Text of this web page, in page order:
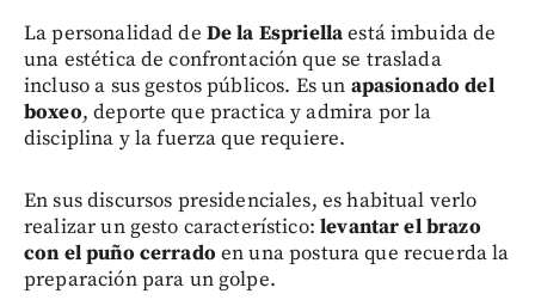
La personalidad de De la Espriellaestá imbuida de
una estética de confrontación que se traslada
incluso a sus gestos públicos. Es un apasionado del
boxeo, deporte que practica y admira por la
disciplina y la fuerza que requiere.
En sus discursos presidenciales, es habitual verlo
realizar un gesto característico:levantar el brazo
con el puño cerrado en una postura que recuerda la
preparación para un golpe.